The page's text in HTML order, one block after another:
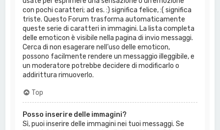
con pochi caratteri; ad es. :) significa felice, :( significa
triste. Questo Forum trasforma automaticamente
queste serie di caratteri in immagini. La lista completa
delle emoticon è visibile nella pagina di invio messaggi.
Cerca di non esagerare nell’uso delle emoticon,
possono facilmente rendere un messaggio illeggibile, e
un moderatore potrebbe decidere di modificarlo o
addirittura rimuoverlo.
Top
Posso inserire delle immagini?
Sì, puoi inserire delle immagini nei tuoi messaggi. Se